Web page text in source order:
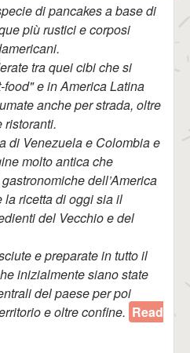
di pancakes a base di
più rustici e corposi
tra quei cibi che si
e in America Latina
anche per strada, oltre
ristoranti.
di Venezuela e Colombia e
molto antica che
dell’America
la ricetta di oggi sia il
del Vecchio e del
e preparate in tutto il
inizialmente siano state
del paese per poi
e oltre confine. Read